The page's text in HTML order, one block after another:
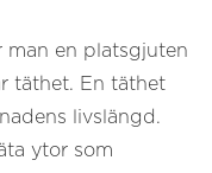
en platsgjuten
täthet. En täthet
livslängd.
ytor som